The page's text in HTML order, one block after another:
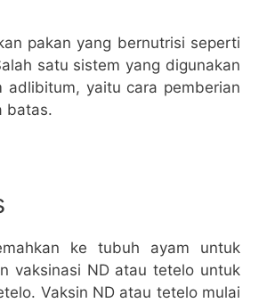
pakan yang bernutrisi seperti
satu sistem yang digunakan
yaitu cara pemberian
batas.
ke tubuh ayam untuk
vaksinasi ND atau tetelo untuk
Vaksin ND atau tetelo mulai